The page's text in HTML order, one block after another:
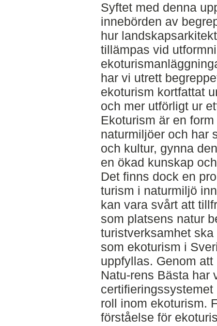
Syftet med denna
innebörden av
hur
tillämpas vid
har vi utrett
ekoturism kortfattat
och mer utförligt ur
Ekoturism är en
naturmiljöer och har
och kultur, gynna
en ökad kunskap
Det finns dock en
turism i naturmiljö
kan vara svårt att
som platsens natur
turistverksamhet
som ekoturism i
uppfyllas. Genom
Natu-rens Bästa har
roll inom ekoturism.
förståelse för